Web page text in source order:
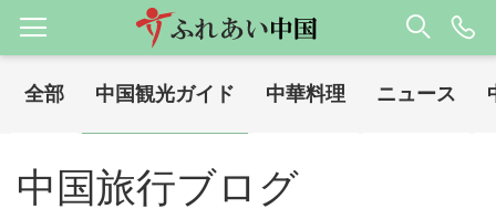
ホーム / 中国旅行ブログ 中国観光ガイド
中国旅行ブログ
全部 中国観光ガイド 中華料理 ニュース